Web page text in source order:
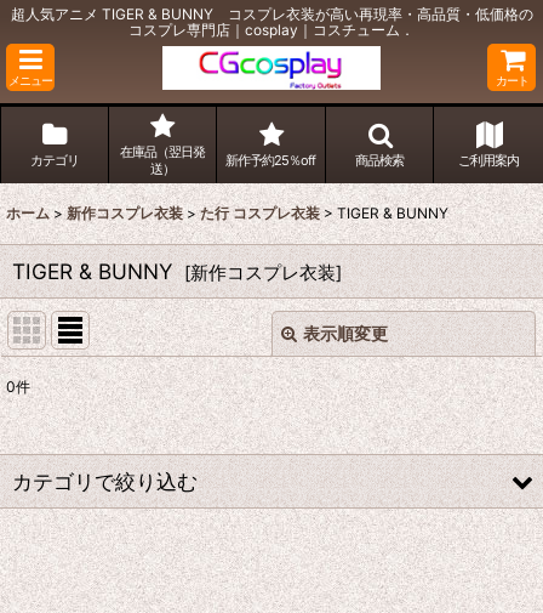
超人気アニメ TIGER & BUNNY コスプレ衣装が高い再現率・高品質・低価格の
コスプレ専門店｜cosplay｜コスチューム．
メニュー カート
カテゴリ
在庫品（翌日発
送）
新作予約25％off 商品検索 ご利用案内
ホーム > 新作コスプレ衣装 > た行 コスプレ衣装 > TIGER & BUNNY
TIGER & BUNNY [新作コスプレ衣装]
表示順変更
表示数:
並び順:
絞り込む
閉じる
0件
カテゴリで絞り込む
た行 コスプレ衣装 (全商品)
刀剣乱舞